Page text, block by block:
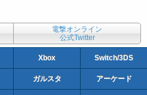
電撃オンライン
公式Twitter
Xbox Switch/3DS
ガルスタ アーケード